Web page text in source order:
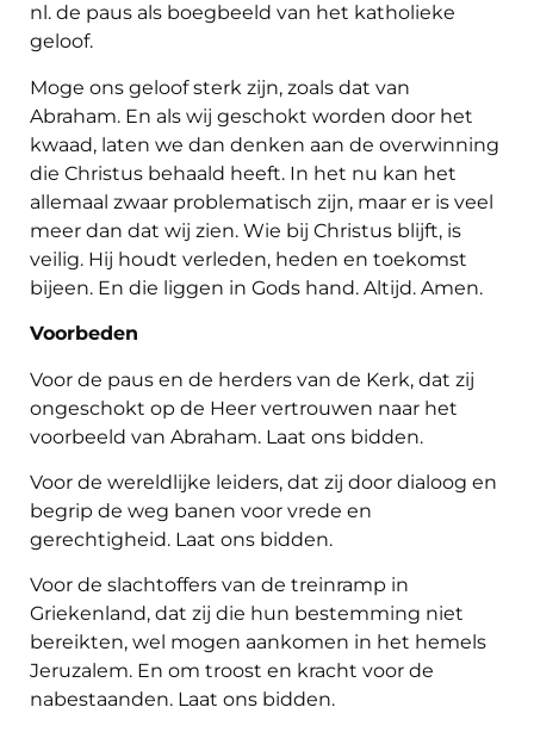
nl. de paus als boegbeeld van het katholieke
geloof.
Moge ons geloof sterk zijn, zoals dat van
Abraham. En als wij geschokt worden door het
kwaad, laten we dan denken aan de overwinning
die Christus behaald heeft. In het nu kan het
allemaal zwaar problematisch zijn, maar er is veel
meer dan dat wij zien. Wie bij Christus blijft, is
veilig. Hij houdt verleden, heden en toekomst
bijeen. En die liggen in Gods hand. Altijd. Amen.
Voorbeden
Voor de paus en de herders van de Kerk, dat zij
ongeschokt op de Heer vertrouwen naar het
voorbeeld van Abraham. Laat ons bidden.
Voor de wereldlijke leiders, dat zij door dialoog en
begrip de weg banen voor vrede en
gerechtigheid. Laat ons bidden.
Voor de slachtoffers van de treinramp in
Griekenland, dat zij die hun bestemming niet
bereikten, wel mogen aankomen in het hemels
Jeruzalem. En om troost en kracht voor de
nabestaanden. Laat ons bidden.